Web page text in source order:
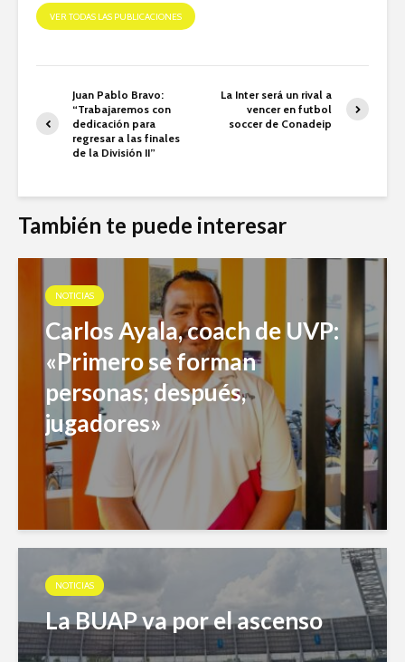
VER TODAS LAS PUBLICACIONES
Juan Pablo Bravo:
“Trabajaremos con
dedicación para
regresar a las finales
de la División II”
La Inter será un rival a
vencer en futbol
soccer de Conadeip
También te puede interesar
NOTICIAS
Carlos Ayala, coach de UVP:
«Primero se forman
personas; después,
jugadores»
NOTICIAS
La BUAP va por el ascenso